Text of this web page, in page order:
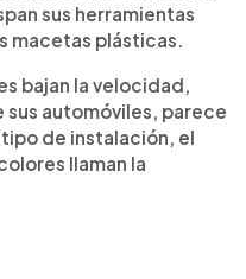
sus herramientas
macetas plásticas.
bajan la velocidad,
sus automóviles, parece
de instalación, el
llaman la